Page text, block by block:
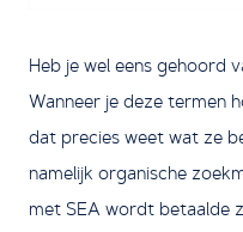
Heb je wel eens gehoord
Wanneer je deze termen
dat precies weet wat ze
namelijk organische
met SEA wordt betaalde